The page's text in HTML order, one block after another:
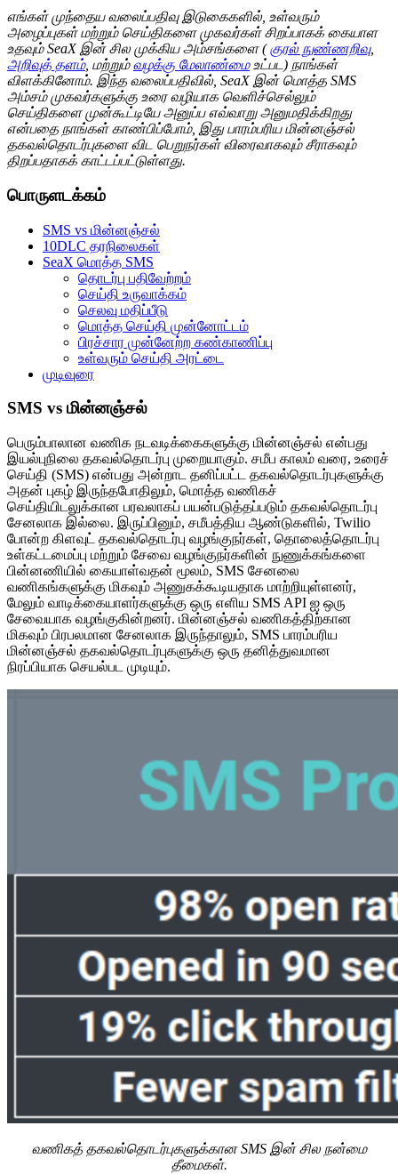
எங்கள் முந்தைய வலைப்பதிவு இடுகைகளில், உள்வரும்
அழைப்புகள் மற்றும் செய்திகளை முகவர்கள் சிறப்பாகக் கையாள
உதவும் SeaX இன் சில முக்கிய அம்சங்களை (குரல் நுண்ணறிவு,
அறிவுத் தளம், மற்றும்வழக்கு மேலாண்மைஉட்பட) நாங்கள்
விளக்கினோம். இந்த வலைப்பதிவில், SeaX இன் மொத்த SMS
அம்சம் முகவர்களுக்கு உரை வழியாக வெளிச்செல்லும்
செய்திகளை முன்கூட்டியே அனுப்ப எவ்வாறு அனுமதிக்கிறது
என்பதை நாங்கள் காண்பிப்போம், இது பாரம்பரிய மின்னஞ்சல்
தகவல்தொடர்புகளை விட பெறுநர்கள் விரைவாகவும் சீராகவும்
திறப்பதாகக் காட்டப்பட்டுள்ளது.
பொருளடக்கம்
SMS vs மின்னஞ்சல்
10DLC தரநிலைகள்
SeaX மொத்த SMS
தொடர்பு பதிவேற்றம்
செய்தி உருவாக்கம்
செலவு மதிப்பீடு
மொத்த செய்தி முன்னோட்டம்
பிரச்சார முன்னேற்ற கண்காணிப்பு
உள்வரும் செய்தி அரட்டை
முடிவுரை
SMS vs மின்னஞ்சல்
பெரும்பாலான வணிக நடவடிக்கைகளுக்கு மின்னஞ்சல் என்பது
இயல்புநிலை தகவல்தொடர்பு முறையாகும். சமீப காலம் வரை, உரைச்
செய்தி (SMS) என்பது அன்றாட தனிப்பட்ட தகவல்தொடர்புகளுக்கு
அதன் புகழ் இருந்தபோதிலும், மொத்த வணிகச்
செய்தியிடலுக்கான பரவலாகப் பயன்படுத்தப்படும் தகவல்தொடர்பு
சேனலாக இல்லை. இருப்பினும், சமீபத்திய ஆண்டுகளில், Twilio
போன்ற கிளவுட் தகவல்தொடர்பு வழங்குநர்கள், தொலைத்தொடர்பு
உள்கட்டமைப்பு மற்றும் சேவை வழங்குநர்களின் நுணுக்கங்களை
பின்னணியில் கையாள்வதன் மூலம், SMS சேனலை
வணிகங்களுக்கு மிகவும் அணுகக்கூடியதாக மாற்றியுள்ளனர்,
மேலும் வாடிக்கையாளர்களுக்கு ஒரு எளிய SMS API ஐ ஒரு
சேவையாக வழங்குகின்றனர். மின்னஞ்சல் வணிகத்திற்கான
மிகவும் பிரபலமான சேனலாக இருந்தாலும், SMS பாரம்பரிய
மின்னஞ்சல் தகவல்தொடர்புகளுக்கு ஒரு தனித்துவமான
நிரப்பியாக செயல்பட முடியும்.
வணிகத் தகவல்தொடர்புகளுக்கான SMS இன் சில நன்மை
தீமைகள்.